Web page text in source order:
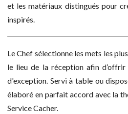
et les matériaux distingués pour
inspirés.
Le Chef sélectionne les mets les
le lieu de la réception afin d’offrir
d'exception. Servi à table ou
élaboré en parfait accord avec la
Service Cacher.